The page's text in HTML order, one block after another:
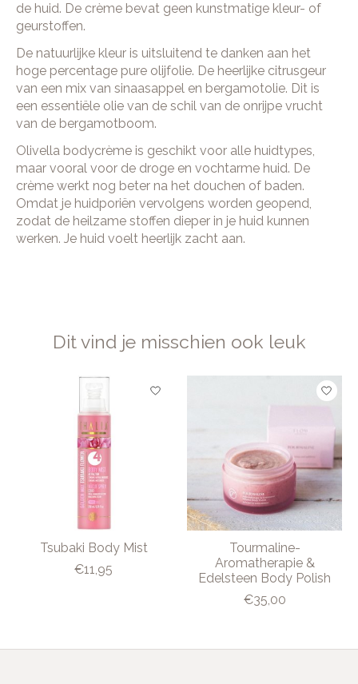
de huid. De crème bevat geen kunstmatige kleur- of
geurstoffen.
De natuurlijke kleur is uitsluitend te danken aan het
hoge percentage pure olijfolie. De heerlijke citrusgeur
van een mix van sinaasappel en bergamotolie. Dit is
een essentiële olie van de schil van de onrijpe vrucht
van de bergamotboom.
Olivella bodycrème is geschikt voor alle huidtypes,
maar vooral voor de droge en vochtarme huid. De
crème werkt nog beter na het douchen of baden.
Omdat je huidporiën vervolgens worden geopend,
zodat de heilzame stoffen dieper in je huid kunnen
werken. Je huid voelt heerlijk zacht aan.
Dit vind je misschien ook leuk
Items van productcarrousel
Tsubaki Body Mist
€11,95
Tourmaline-
Aromatherapie &
Edelsteen Body Polish
€35,00